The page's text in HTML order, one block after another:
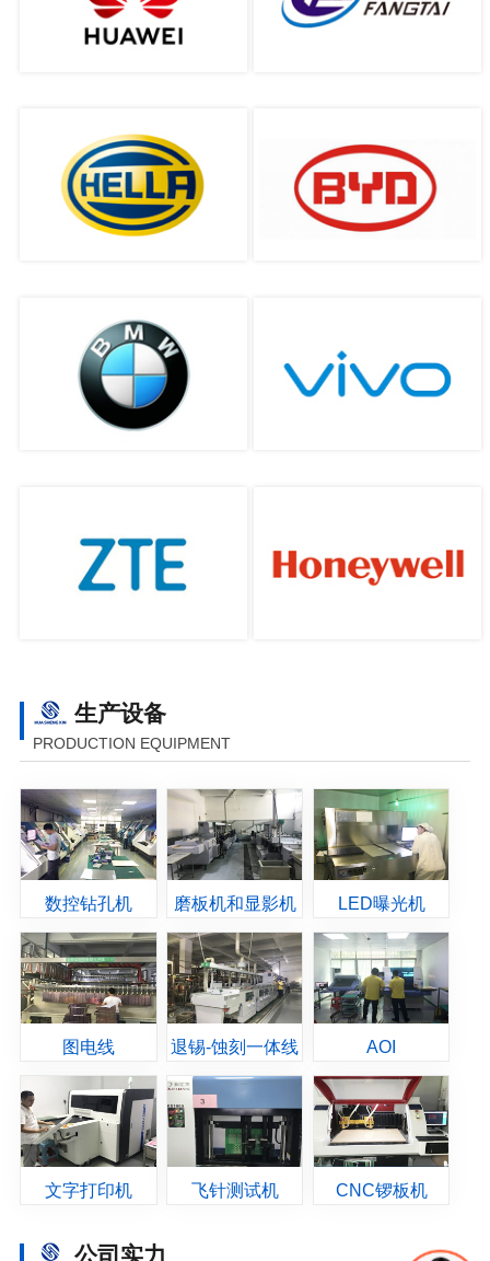
生产设备
PRODUCTION EQUIPMENT
数控钻孔机 磨板机和显影机 LED曝光机
图电线 退锡-蚀刻一体线 AOI
文字打印机 飞针测试机 CNC锣板机
公司实力